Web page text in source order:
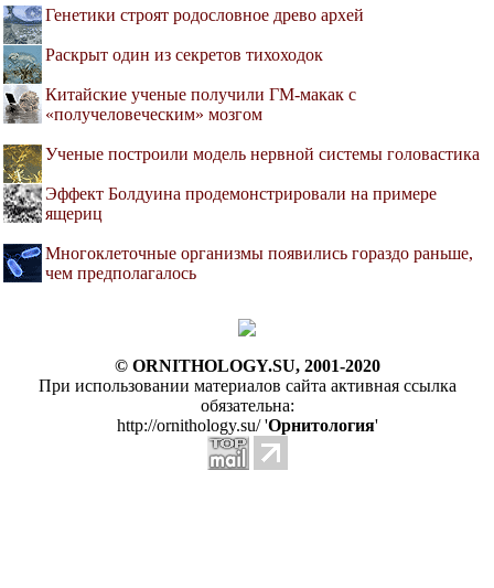
Генетики строят родословное древо архей
Раскрыт один из секретов тихоходок
Китайские ученые получили ГМ-макак с
«получеловеческим» мозгом
Ученые построили модель нервной системы головастика
Эффект Болдуина продемонстрировали на примере
ящериц
Многоклеточные организмы появились гораздо раньше,
чем предполагалось
© ORNITHOLOGY.SU, 2001-2020
При использовании материалов сайта активная ссылка
обязательна:
http://ornithology.su/ 'Орнитология'